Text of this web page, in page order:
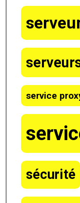
service
sécurité